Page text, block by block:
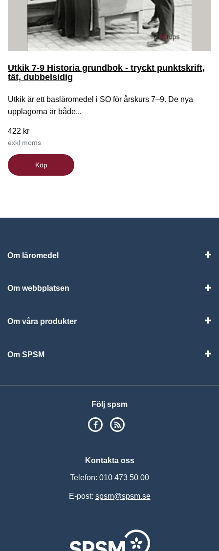
Utkik 7-9 Historia grundbok - tryckt punktskrift,
tät, dubbelsidig
Utkik är ett basläromedel i SO för årskurs 7–9. De nya
upplagorna är både...
422 kr
exkl moms
Köp
Om läromedel
Om webbplatsen
Om våra produkter
Om SPSM
Följ spsm
SPSM på Facebook
Kontakta oss
Telefon: 010 473 50 00
E-post: spsm@spsm.se